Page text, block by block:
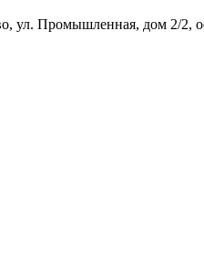
ул. Промышленная, дом 2/2,